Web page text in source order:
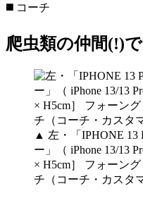
◼️ コーチ
爬虫類の仲間(!)
▲ 左・「IPHONE 13
ー」（ iPhone 13/13
× H5cm］ フォーン
チ（コーチ・カスタ